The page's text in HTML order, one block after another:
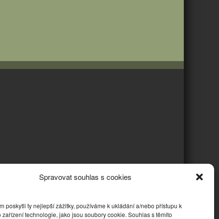
Spravovat souhlas s cookies
poskytli ty nejlepší zážitky, používáme k ukládání a/nebo přístupu k
zařízení technologie, jako jsou soubory cookie. Souhlas s těmito